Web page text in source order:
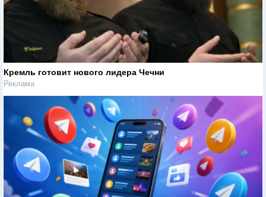
Кремль готовит нового лидера Чечни
Реклама